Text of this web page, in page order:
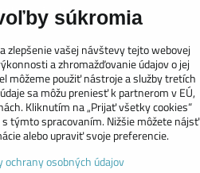
- krby
súkromia
zlepšenie vašej návštevy tejto webovej
a zhromažďovanie údajov o jej
môžeme použiť nástroje a služby tretích
sa môžu preniesť k partnerom v EÚ,
Kliknutím na „Prijať všetky cookies“
týmto spracovaním. Nižšie môžete nájsť
alebo upraviť svoje preferencie.
ochrany osobných údajov